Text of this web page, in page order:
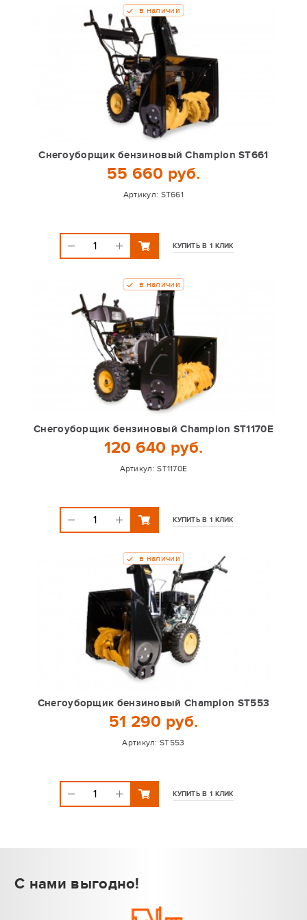
Снегоуборщик бензиновый Champion ST661
55 660 руб.
Артикул: ST661
в наличии
КУПИТЬ В 1 КЛИК
Снегоуборщик бензиновый Champion ST1170E
120 640 руб.
Артикул:ST1170E
в наличии
КУПИТЬ В 1 КЛИК
Снегоуборщик бензиновый Champion ST553
51 290 руб.
Артикул:ST553
в наличии
КУПИТЬ В 1 КЛИК
С нами выгодно!